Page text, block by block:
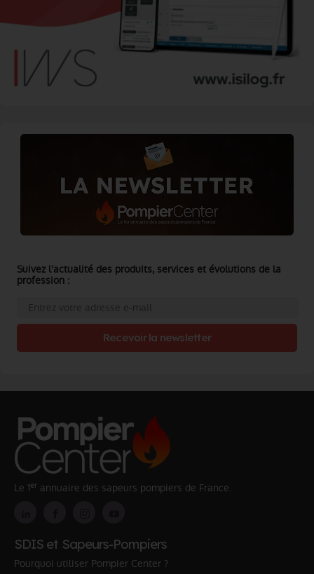
Suivez l'actualité des produits, services et évolutions de la
profession :
Recevoir la newsletter
Le 1er annuaire des sapeurs pompiers de France.
SDIS et Sapeurs-Pompiers
Pourquoi utiliser Pompier Center ?